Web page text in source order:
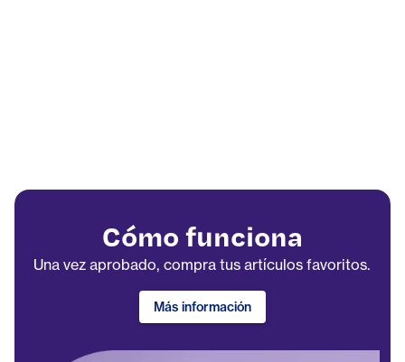
Cómo funciona
Una vez aprobado, compra tus artículos favoritos.
Más información